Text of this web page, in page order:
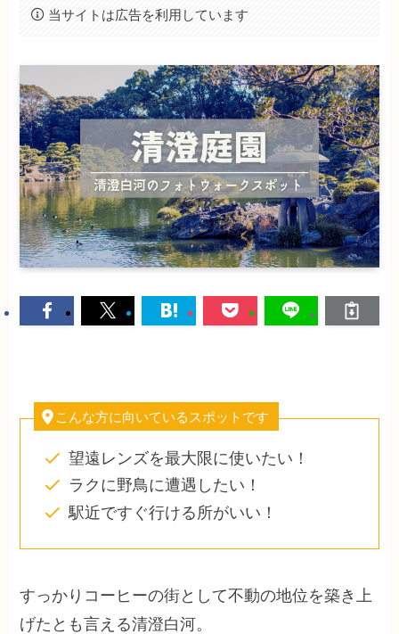
当サイトは広告を利用しています
こんな方に向いているスポットです
望遠レンズを最大限に使いたい！
ラクに野鳥に遭遇したい！
駅近ですぐ行ける所がいい！
すっかりコーヒーの街として不動の地位を築き上
げたとも言える清澄白河。